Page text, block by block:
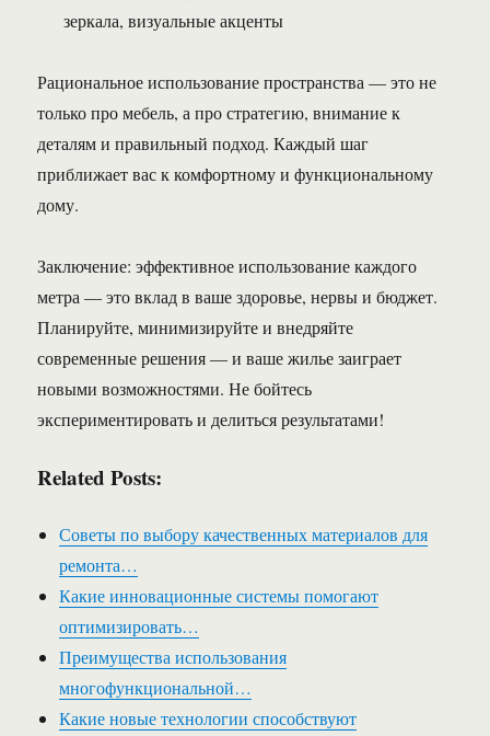
зеркала, визуальные акценты
Рациональное использование пространства — это не
только про мебель, а про стратегию, внимание к
деталям и правильный подход. Каждый шаг
приближает вас к комфортному и функциональному
дому.
Заключение: эффективное использование каждого
метра — это вклад в ваше здоровье, нервы и бюджет.
Планируйте, минимизируйте и внедряйте
современные решения — и ваше жилье заиграет
новыми возможностями. Не бойтесь
экспериментировать и делиться результатами!
Related Posts:
Советы по выбору качественных материалов для
ремонта…
Какие инновационные системы помогают
оптимизировать…
Преимущества использования
многофункциональной…
Какие новые технологии способствуют